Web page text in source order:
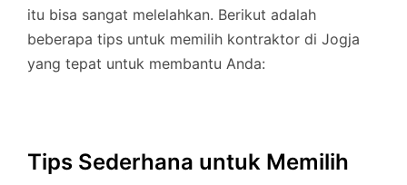
itu bisa sangat melelahkan. Berikut adalah
beberapa tips untuk memilih kontraktor di Jogja
yang tepat untuk membantu Anda:
Tips Sederhana untuk Memilih